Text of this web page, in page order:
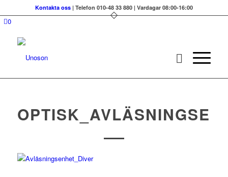
Kontakta oss| Telefon 010-48 33 880 | Vardagar 08:00-16:00
0